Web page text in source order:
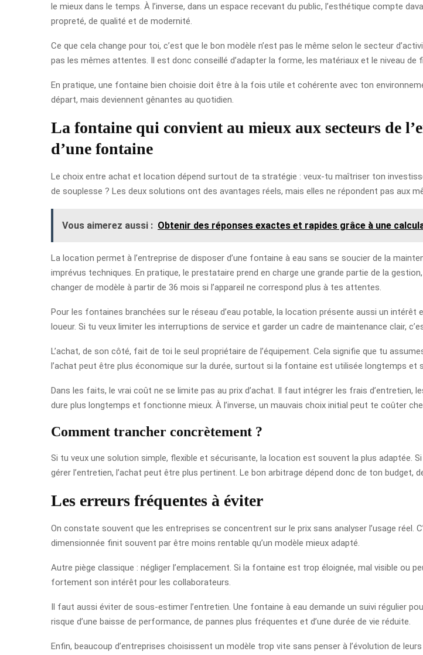
le mieux dans le temps. À l’inverse, dans un espace recevant du public, l’esthétique compte
propreté, de qualité et de modernité.
Ce que cela change pour toi, c’est que le bon modèle n’est pas le même selon le secteur
pas les mêmes attentes. Il est donc conseillé d’adapter la forme, les matériaux et le niveau de
En pratique, une fontaine bien choisie doit être à la fois utile et cohérente avec ton
départ, mais deviennent gênantes au quotidien.
La fontaine qui convient au mieux aux secteurs de
d’une fontaine
Le choix entre achat et location dépend surtout de ta stratégie : veux-tu maîtriser ton
de souplesse ? Les deux solutions ont des avantages réels, mais elles ne répondent pas aux
Vous aimerez aussi : Obtenir des réponses exactes et rapides grâce à une
La location permet à l’entreprise de disposer d’une fontaine à eau sans se soucier de la
imprévus techniques. En pratique, le prestataire prend en charge une grande partie de la
changer de modèle à partir de 36 mois si l’appareil ne correspond plus à tes attentes.
Pour les fontaines branchées sur le réseau d’eau potable, la location présente aussi un
loueur. Si tu veux limiter les interruptions de service et garder un cadre de maintenance clair,
L’achat, de son côté, fait de toi le seul propriétaire de l’équipement. Cela signifie que tu
l’achat peut être plus économique sur la durée, surtout si la fontaine est utilisée longtemps et
Dans les faits, le vrai coût ne se limite pas au prix d’achat. Il faut intégrer les frais d’entretien,
dure plus longtemps et fonctionne mieux. À l’inverse, un mauvais choix initial peut te coûter
Comment trancher concrètement ?
Si tu veux une solution simple, flexible et sécurisante, la location est souvent la plus adaptée.
gérer l’entretien, l’achat peut être plus pertinent. Le bon arbitrage dépend donc de ton budget,
Les erreurs fréquentes à éviter
On constate souvent que les entreprises se concentrent sur le prix sans analyser l’usage réel.
dimensionnée finit souvent par être moins rentable qu’un modèle mieux adapté.
Autre piège classique : négliger l’emplacement. Si la fontaine est trop éloignée, mal visible ou
fortement son intérêt pour les collaborateurs.
Il faut aussi éviter de sous-estimer l’entretien. Une fontaine à eau demande un suivi régulier
risque d’une baisse de performance, de pannes plus fréquentes et d’une durée de vie réduite.
Enfin, beaucoup d’entreprises choisissent un modèle trop vite sans penser à l’évolution de